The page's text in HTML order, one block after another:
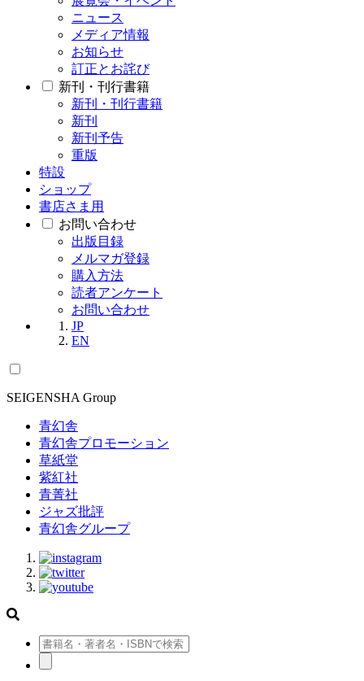
ニュース
メディア情報
お知らせ
訂正とお詫び
新刊・刊行書籍
新刊・刊行書籍
新刊
新刊予告
重版
特設
ショップ
書店さま用
お問い合わせ
出版目録
メルマガ登録
購入方法
読者アンケート
お問い合わせ
JP
EN
SEIGENSHA Group
青幻舎
青幻舎プロモーション
草紙堂
紫紅社
青菁社
ジャズ批評
青幻舎グループ